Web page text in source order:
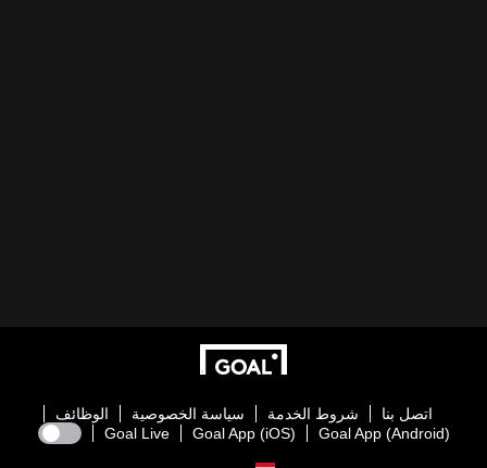
اتصل بنا شروط الخدمة سياسة الخصوصية
الوظائف
Goal App (Android)
Goal App (iOS)
Goal Live